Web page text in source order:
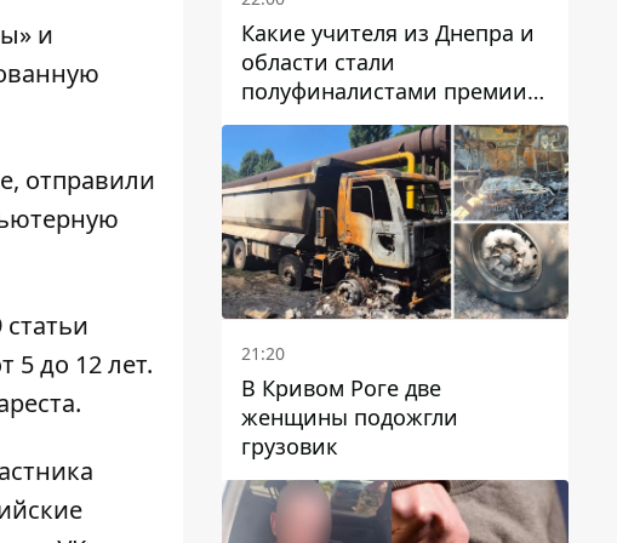
и
отправили
5 до 12 лет.
Какие учителя из Днепра и
области стали
полуфиналистами премии
Global Teacher Prize Ukraine
2026
21:20
В Кривом Роге две
женщины подожгли
грузовик